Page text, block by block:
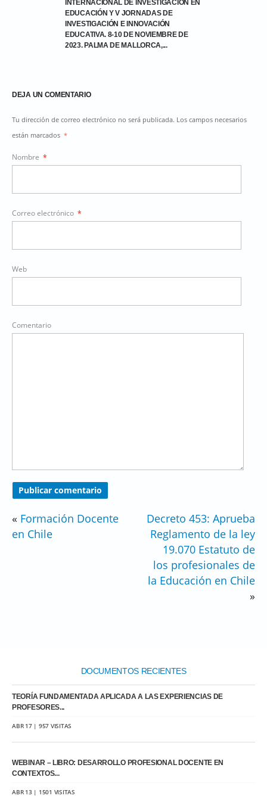
INTERNACIONAL DE INVESTIGACIÓN EN
EDUCACIÓN Y V JORNADAS DE
INVESTIGACIÓN E INNOVACIÓN
EDUCATIVA. 8-10 DE NOVIEMBRE DE
2023. PALMA DE MALLORCA,...
DEJA UN COMENTARIO
Tu dirección de correo electrónico no será publicada. Los campos necesarios
están marcados *
Nombre *
Correo electrónico *
Web
Comentario
« Formación Docente
en Chile
Decreto 453: Aprueba
Reglamento de la ley
19.070 Estatuto de
los profesionales de
la Educación en Chile
»
DOCUMENTOS RECIENTES
TEORÍA FUNDAMENTADA APLICADA A LAS EXPERIENCIAS DE
PROFESORES...
ABR 17 | 957 VISITAS
WEBINAR – LIBRO: DESARROLLO PROFESIONAL DOCENTE EN
CONTEXTOS...
ABR 13 | 1501 VISITAS